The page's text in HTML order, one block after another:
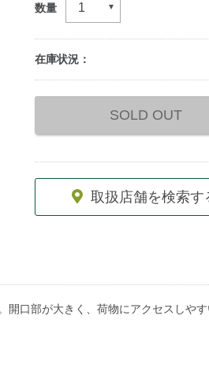
数量
在庫状況：
options
SOLD OUT
取扱店舗を検索す
口部が大きく、荷物にアクセスしや